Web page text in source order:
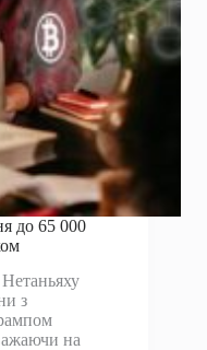
до 65 000
Нетаньяху
з
на